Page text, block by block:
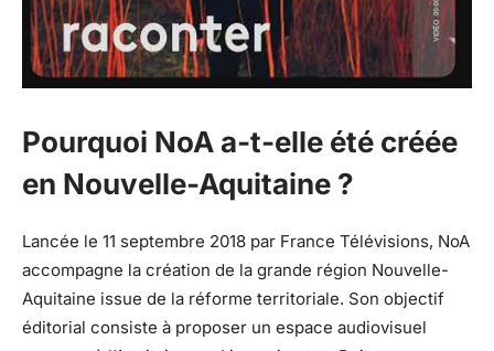
Pourquoi NoA a-t-elle été créée
en Nouvelle-Aquitaine ?
Lancée le 11 septembre 2018 par France Télévisions, NoA
accompagne la création de la grande région Nouvelle-
Aquitaine issue de la réforme territoriale. Son objectif
éditorial consiste à proposer un espace audiovisuel